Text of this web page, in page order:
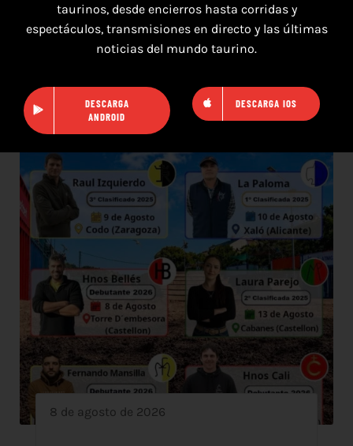
7 de agosto de 2026
8 de agosto de 2026
taurinos, desde encierros hasta corridas y
espectáculos, transmisiones en directo y las últimas
noticias del mundo taurino.
DESCARGA
ANDROID
DESCARGA IOS